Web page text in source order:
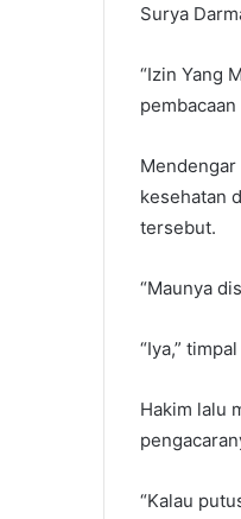
Surya
“Izin Yang
kesehatan
tersebut.
“Maunya
“Iya,”
Hakim lalu
“Kalau